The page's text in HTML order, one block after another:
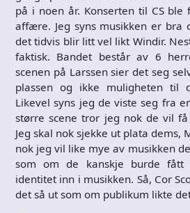
på i noen år. Konserten til CS
affære. Jeg syns musikken er bra
det tidvis blir litt vel likt Windir.
faktisk. Bandet består av 6
scenen på Larssen sier det seg
plassen og ikke muligheten til
Likevel syns jeg de viste seg fra
større scene tror jeg nok de vil
Jeg skal nok sjekke ut plata dems,
nok jeg vil like mye av musikken
som om de kanskje burde
identitet inn i musikken. Så, Cor
det så ut som om publikum likte